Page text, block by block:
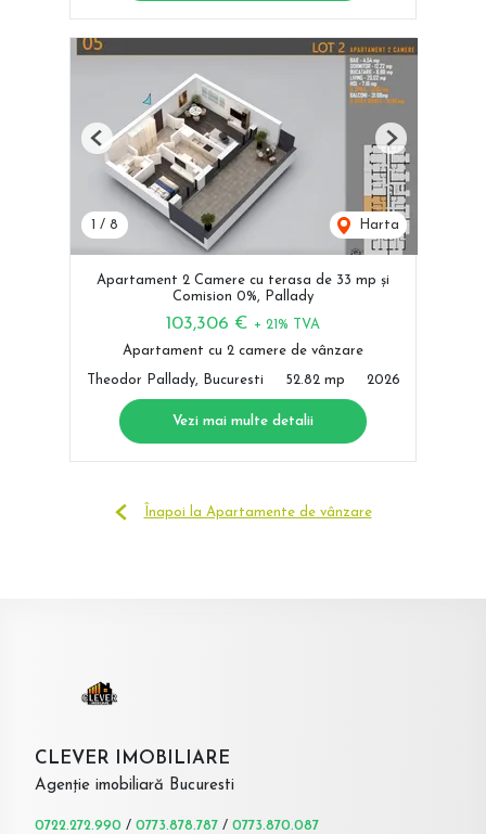
1 / 8 Harta
Previous Next
Apartament 2 Camere cu terasa de 33 mp și
Comision 0%, Pallady
103,306 € + 21% TVA
Apartament cu 2 camere de vânzare
Theodor Pallady, Bucuresti 52.82 mp 2026
Vezi mai multe detalii
Înapoi la Apartamente de vânzare
CLEVER IMOBILIARE
Agenție imobiliară Bucuresti
0722.272.990 / 0773.878.787 / 0773.870.087